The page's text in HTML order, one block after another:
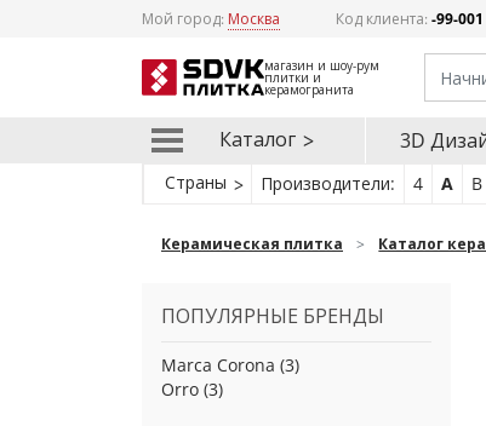
Мой город: Москва Код клиента:-99-001
магазин и шоу-рум
плитки и
керамогранита
Каталог 3D
Страны Производители: 4 A B
Керамическая плитка Каталог
ПОПУЛЯРНЫЕ БРЕНДЫ
Marca Corona (3)
Orro (3)